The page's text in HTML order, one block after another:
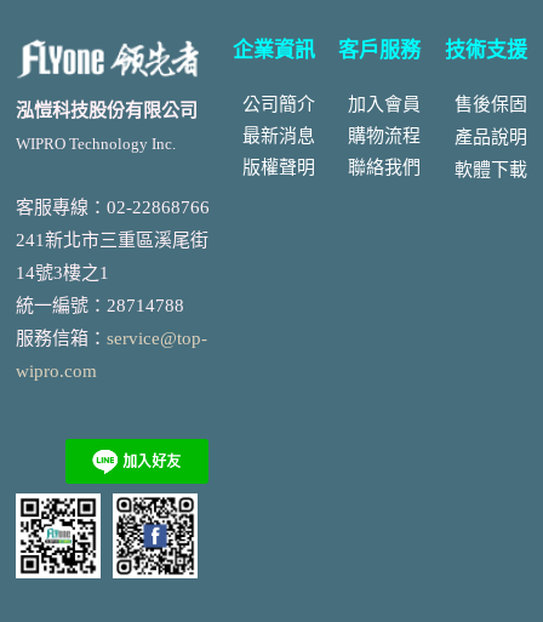
泓愷科技股份有限公司
WIPRO Technology Inc.
客服專線：02-22868766
241新北市三重區溪尾街
14號3樓之1
統一編號 ： 28714788
服務信箱： service@top-
wipro.com
企業資訊
公司簡介
最新消息
版權聲明
客戶服務
加入會員
購物流程
聯絡我們
技術支援
售後保固
產品說明
軟體下載